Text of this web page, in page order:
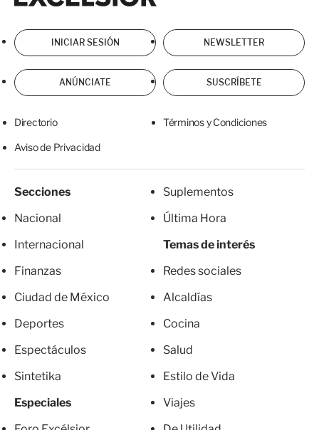
INICIAR SESIÓN NEWSLETTER
ANÚNCIATE SUSCRÍBETE
Directorio Términos y Condiciones
Aviso de Privacidad
Secciones
Nacional
Internacional
Finanzas
Ciudad de México
Deportes
Espectáculos
Sintetika
Especiales
Suplementos
Última Hora
Temas de interés
Redes sociales
Alcaldías
Cocina
Salud
Estilo de Vida
Viajes